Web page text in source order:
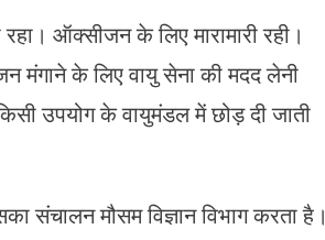
ऑक्सीजन के लिए मारामारी रही।
मंगाने के लिए वायु सेना की मदद लेनी
उपयोग के वायुमंडल में छोड़ दी जाती
संचालन मौसम विज्ञान विभाग करता है।